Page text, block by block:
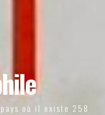
où il existe 258